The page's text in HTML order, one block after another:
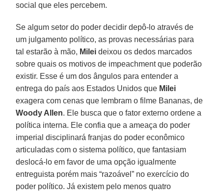
social que eles percebem.
Se algum setor do poder decidir depô-lo através de
um julgamento político, as provas necessárias para
tal estarão à mão, Milei deixou os dedos marcados
sobre quais os motivos de impeachment que poderão
existir. Esse é um dos ângulos para entender a
entrega do país aos Estados Unidos que Milei
exagera com cenas que lembram o filme Bananas, de
Woody Allen. Ele busca que o fator externo ordene a
política interna. Ele confia que a ameaça do poder
imperial disciplinará franjas do poder econômico
articuladas com o sistema político, que fantasiam
deslocá-lo em favor de uma opção igualmente
entreguista porém mais “razoável” no exercício do
poder político. Já existem pelo menos quatro